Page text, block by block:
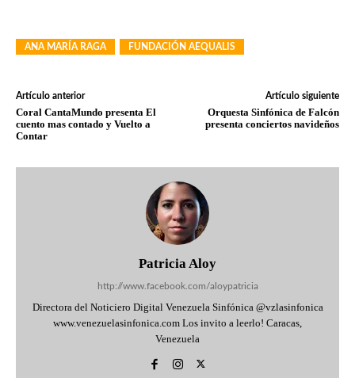
ANA MARÍA RAGA FUNDACIÓN AEQUALIS
Artículo anterior
Coral CantaMundo presenta El
cuento mas contado y Vuelto a
Contar
Artículo siguiente
Orquesta Sinfónica de Falcón
presenta conciertos navideños
Patricia Aloy
http://www.facebook.com/aloypatricia
Directora del Noticiero Digital Venezuela Sinfónica @vzlasinfonica
www.venezuelasinfonica.com Los invito a leerlo! Caracas,
Venezuela